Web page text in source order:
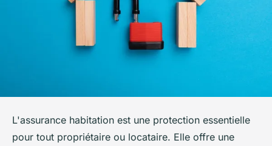
L'assurance habitation est une protection essentielle
pour tout propriétaire ou locataire. Elle offre une